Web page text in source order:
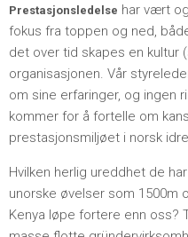
Prestasjonsledelse har vært
fokus fra toppen og ned,
det over tid skapes en kultur
organisasjonen. Vår
om sine erfaringer, og ingen
kommer for å fortelle om
prestasjonsmiljøet i norsk
Hvilken herlig ureddhet de
unorske øvelser som 1500m
Kenya løpe fortere enn oss?